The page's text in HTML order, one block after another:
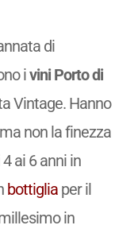
di
ivini Porto di
Vintage. Hanno
non la finezza
ai 6 anni in
bottigliaper il
in